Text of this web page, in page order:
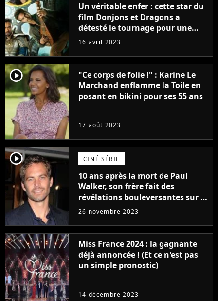
Un véritable enfer : cette star du
film Donjons et Dragons a
détesté le tournage pour une
raison très spéciale
16 avril 2023
player2
"Ce corps de folie !" : Karine Le
Marchand enflamme la Toile en
posant en bikini pour ses 55 ans
17 août 2023
player2 CINÉ SÉRIE
10 ans après la mort de Paul
Walker, son frère fait des
révélations bouleversantes sur la
réaction des acteurs de Fast and
26 novembre 2023
Miss France 2024 : la gagnante
déjà annoncée ! (Et ce n'est pas
un simple pronostic)
14 décembre 2023